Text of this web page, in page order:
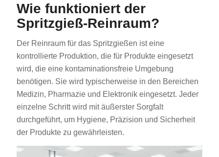
Wie funktioniert der
Spritzgieß-Reinraum?
Der Reinraum für das Spritzgießen ist eine
kontrollierte Produktion, die für Produkte eingesetzt
wird, die eine kontaminationsfreie Umgebung
benötigen. Sie wird typischerweise in den Bereichen
Medizin, Pharmazie und Elektronik eingesetzt. Jeder
einzelne Schritt wird mit äußerster Sorgfalt
durchgeführt, um Hygiene, Präzision und Sicherheit
der Produkte zu gewährleisten.